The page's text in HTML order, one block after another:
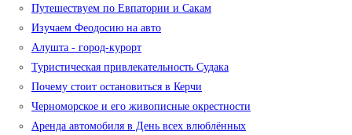
Путешествуем по Евпатории и Сакам
Изучаем Феодосию на авто
Алушта - город-курорт
Туристическая привлекательность Судака
Почему стоит остановиться в Керчи
Черноморское и его живописные окрестности
Аренда автомобиля в День всех влюблённых